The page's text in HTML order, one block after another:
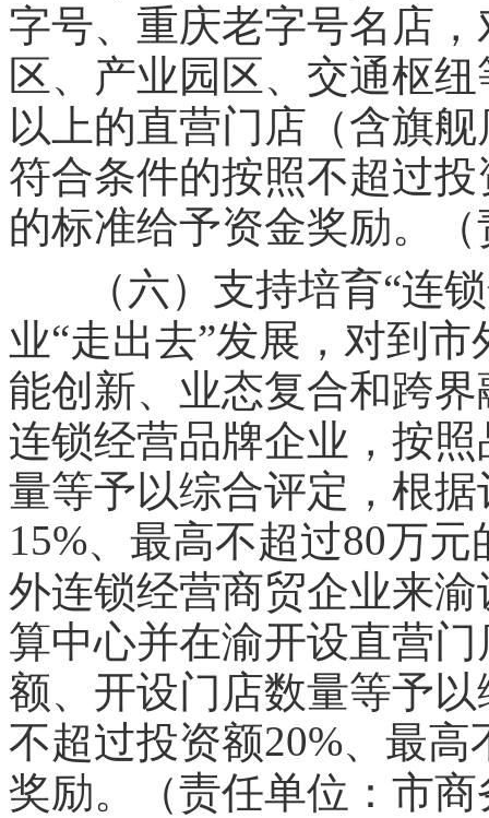
字号、重庆老字号名店
区、产业园区、交通枢
以上的直营门店（含旗
符合条件的按照不超过投
的标准给予资金奖励。
（六）支持培育“连
业“走出去”发展，对到市
能创新、业态复合和跨
连锁经营品牌企业，按
量等予以综合评定，根
15%、最高不超过80万元
外连锁经营商贸企业来
算中心并在渝开设直营
额、开设门店数量等予
不超过投资额20%、最高
奖励。（责任单位：市商